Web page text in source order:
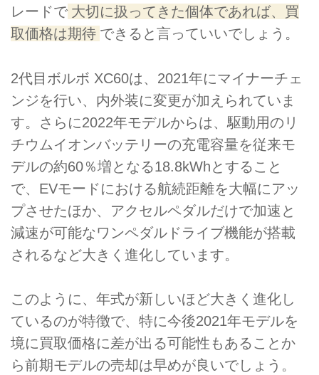
レードで 大切に扱ってきた個体であれば、買
取価格は期待 できると言っていいでしょう。
2代目ボルボ XC60は、2021年にマイナーチェ
ンジを行い、内外装に変更が加えられていま
す。さらに2022年モデルからは、駆動用のリ
チウムイオンバッテリーの充電容量を従来モ
デルの約60％増となる18.8kWhとすること
で、EVモードにおける航続距離を大幅にアッ
プさせたほか、アクセルペダルだけで加速と
減速が可能なワンペダルドライブ機能が搭載
されるなど大きく進化しています。
このように、年式が新しいほど大きく進化し
ているのが特徴で、特に今後2021年モデルを
境に買取価格に差が出る可能性もあることか
ら前期モデルの売却は早めが良いでしょう。